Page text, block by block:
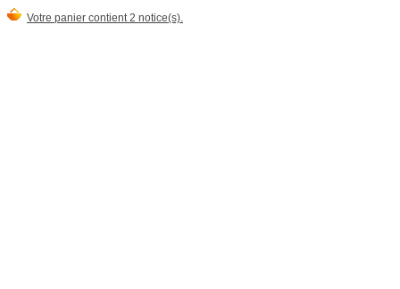
Votre panier contient 2 notice(s).